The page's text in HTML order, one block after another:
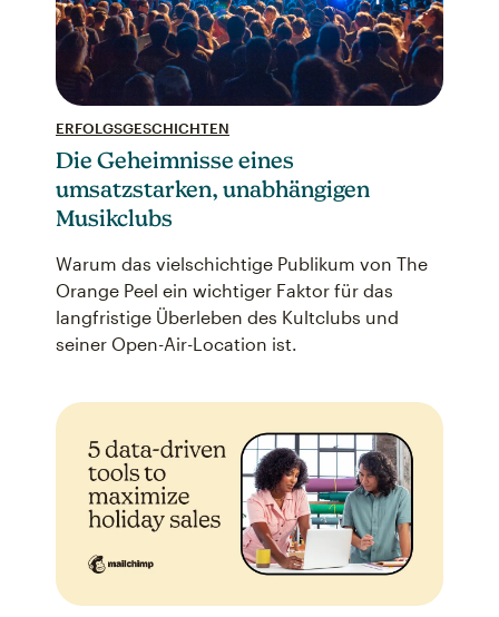
ERFOLGSGESCHICHTEN
Die Geheimnisse eines
umsatzstarken, unabhängigen
Musikclubs
Warum das vielschichtige Publikum von The
Orange Peel ein wichtiger Faktor für das
langfristige Überleben des Kultclubs und
seiner Open-Air-Location ist.